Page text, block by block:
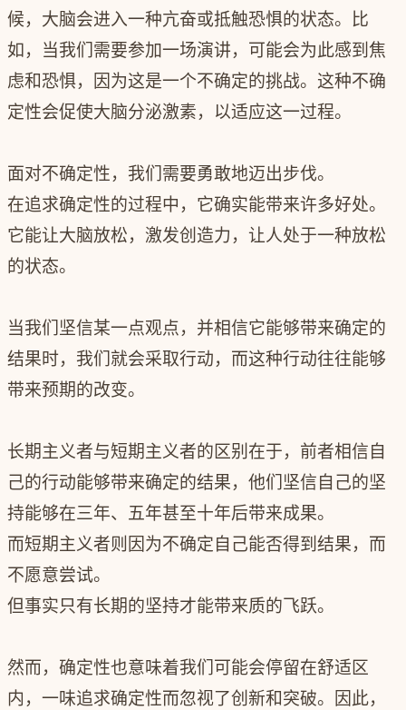
候，大脑会进入一种亢奋或抵触恐惧的状态。比
如，当我们需要参加一场演讲，可能会为此感到焦
虑和恐惧，因为这是一个不确定的挑战。这种不确
定性会促使大脑分泌激素，以适应这一过程。
面对不确定性，我们需要勇敢地迈出步伐。
在追求确定性的过程中，它确实能带来许多好处。
它能让大脑放松，激发创造力，让人处于一种放松
的状态。
当我们坚信某一点观点，并相信它能够带来确定的
结果时，我们就会采取行动，而这种行动往往能够
带来预期的改变。
长期主义者与短期主义者的区别在于，前者相信自
己的行动能够带来确定的结果，他们坚信自己的坚
持能够在三年、五年甚至十年后带来成果。
而短期主义者则因为不确定自己能否得到结果，而
不愿意尝试。
但事实只有长期的坚持才能带来质的飞跃。
然而，确定性也意味着我们可能会停留在舒适区
内，一味追求确定性而忽视了创新和突破。因此，